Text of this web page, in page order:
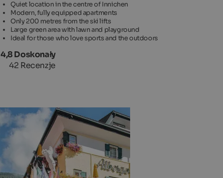
Quiet location in the centre of Innichen
Modern, fully equipped apartments
Only 200 metres from the ski lifts
Large green area with lawn and playground
Ideal for those who love sports and the outdoors
4,8 Doskonały
42 Recenzje